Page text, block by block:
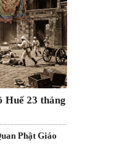
Huế 23 tháng
Phật Giáo